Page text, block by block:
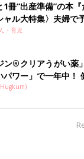
運動できるのがジム
るか心構えが必要で
味の習いごとを始
てました日記シー
校はお休みして、オン
にも何か楽しめること
1冊“出産準備”の本『
ャル大特集〉夫婦
・育児
ン®クリアうがい薬
パワー」で一年中！
Hugkum)